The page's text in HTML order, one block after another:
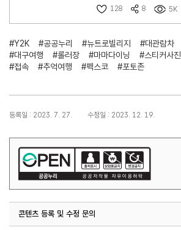
128 8 5K
#Y2K #공공누리 #뉴트로빌리지 #대관람차
#대구여행
#롤러장 #마마다이닝 #스티커사진
#접속
#추억여행 #펙스코 #포토존
등록일 : 2023. 7. 27. 수정일 : 2023. 12. 19.
콘텐츠 등록 및 수정 문의